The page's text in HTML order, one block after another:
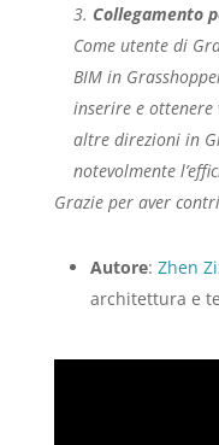
Collegamento
Come utente di
BIM in
inserire e ottenere
altre direzioni in
notevolmente
Grazie per aver
Autore: Zhen
architettura e